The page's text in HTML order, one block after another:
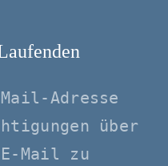
Adresse
über
Mail zu